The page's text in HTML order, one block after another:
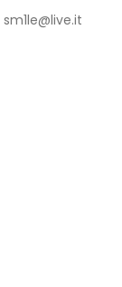
sm1le@live.it